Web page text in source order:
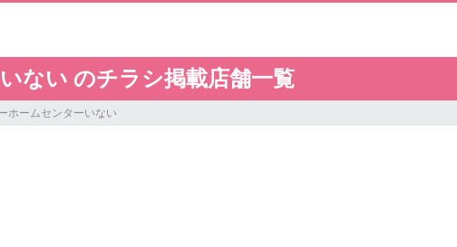
ない のチラシ掲載店舗一覧
ホームセンターいない